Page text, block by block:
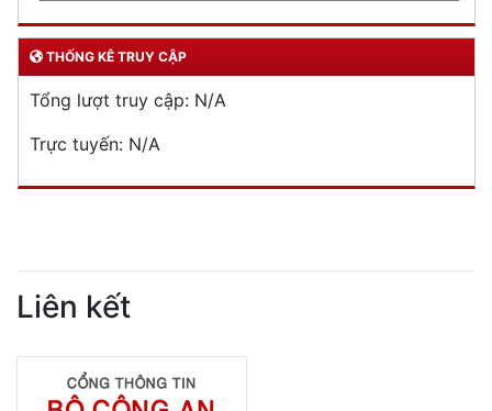
THỐNG KÊ TRUY CẬP
Tổng lượt truy cập: N/A
Trực tuyến: N/A
Liên kết